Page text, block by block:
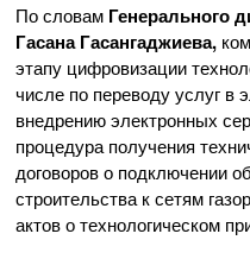
По словам Генерального
Гасана Гасангаджиева,
этапу цифровизации
числе по переводу услуг в
внедрению электронных
процедура получения
договоров о подключении
строительства к сетям
актов о технологическом